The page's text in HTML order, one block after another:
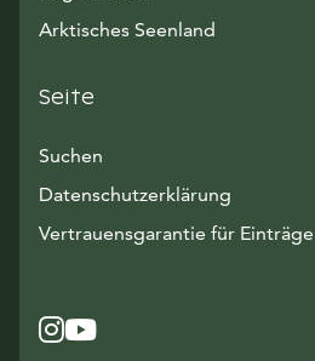
Arktisches Seenland
Seite
Suchen
Datenschutzerklärung
Vertrauensgarantie für Einträge
Instagram
Avautuu uuteen
YouTube
Avautuu uuteen